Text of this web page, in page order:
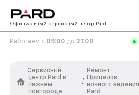
Официальный сервисный центр Pard
Работаем с 09:00 до 21:00
Сервисный
центр Pard в
Нижнем
Новгороде
/
Ремонт
Прицелов
ночного видения
Pard